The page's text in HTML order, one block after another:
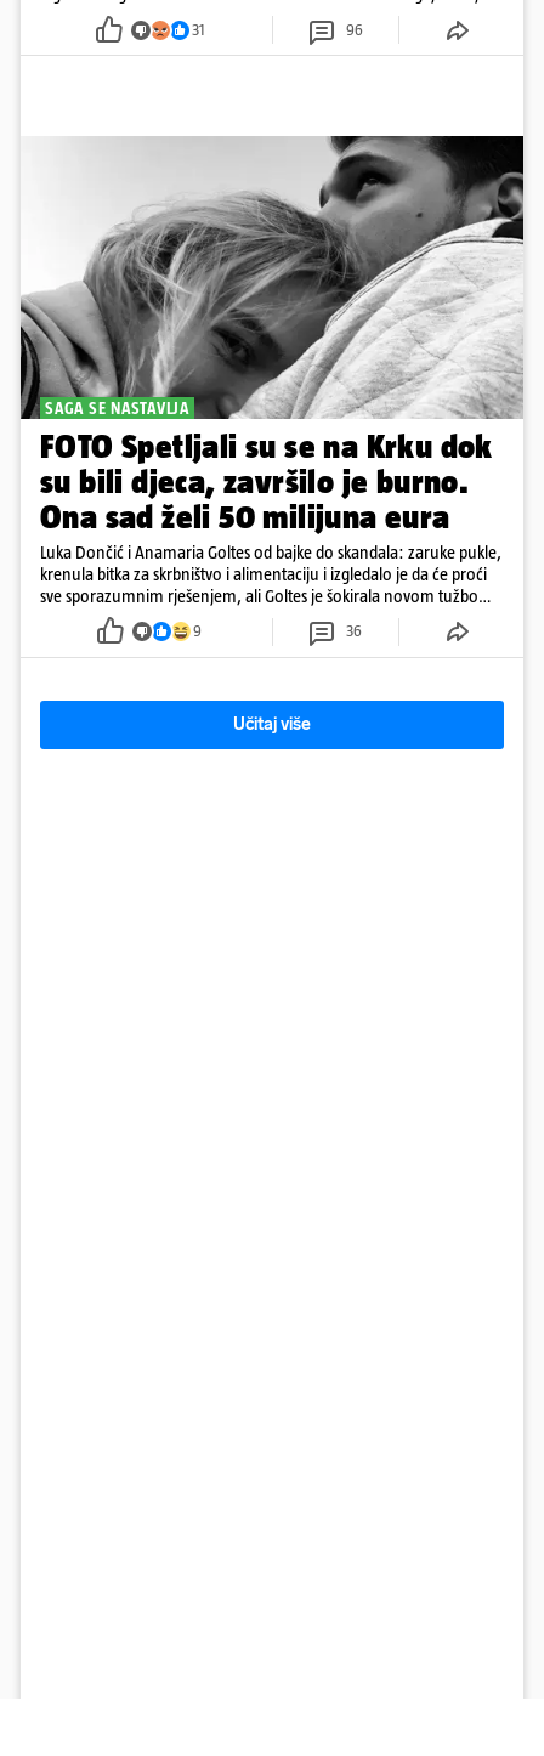
pažnju odvlačila ljepotica iza klupe
31 96
SAGA SE NASTAVLJA
FOTO Spetljali su se na Krku dok
su bili djeca, završilo je burno.
Ona sad želi 50 milijuna eura
Luka Dončić i Anamaria Goltes od bajke do skandala: zaruke pukle,
krenula bitka za skrbništvo i alimentaciju i izgledalo je da će proći
sve sporazumnim rješenjem, ali Goltes je šokirala novom tužbom
u Sloveniji
9 36
Učitaj više